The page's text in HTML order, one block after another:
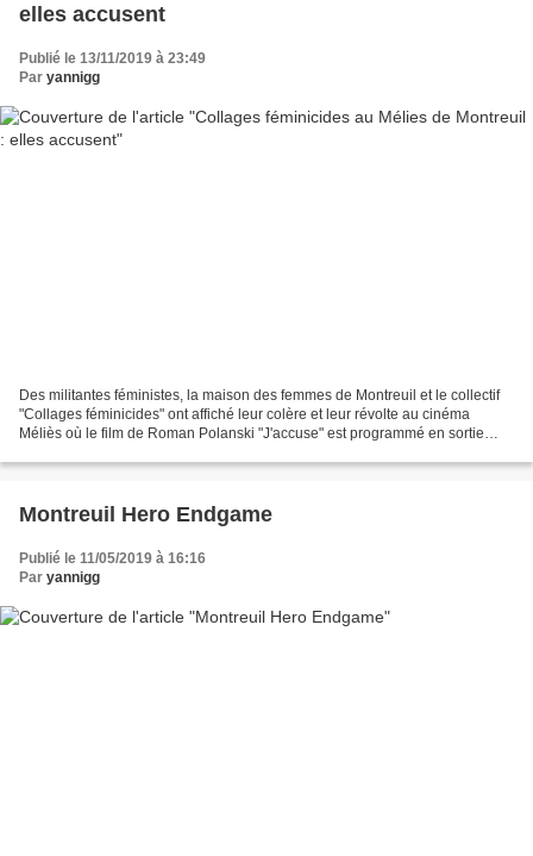
elles accusent
Publié le 13/11/2019 à 23:49
Par yannigg
Des militantes féministes, la maison des femmes de Montreuil et le collectif
"Collages féminicides" ont affiché leur colère et leur révolte au cinéma
Méliès où le film de Roman Polanski "J'accuse" est programmé en sortie
Montreuil Hero Endgame
Publié le 11/05/2019 à 16:16
Par yannigg